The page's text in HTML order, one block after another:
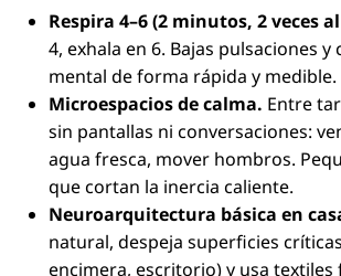
Respira 4–6 (2 minutos, 2 veces
4, exhala en 6. Bajas pulsaciones y
mental de forma rápida y medible.
Microespacios de calma. Entre
sin pantallas ni conversaciones:
agua fresca, mover hombros.
que cortan la inercia caliente.
Neuroarquitectura básica en
natural, despeja superficies
encimera, escritorio) y usa textiles